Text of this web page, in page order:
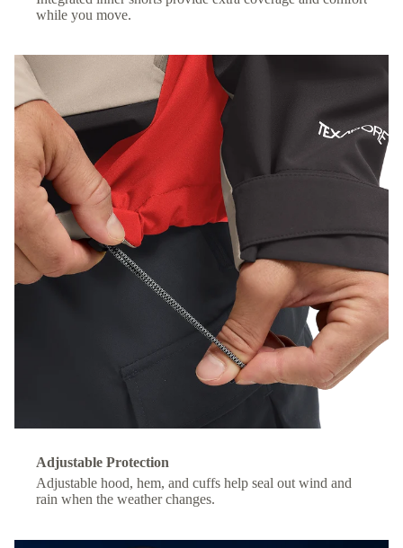
while you move.
Adjustable Protection
Adjustable hood, hem, and cuffs help seal out wind and
rain when the weather changes.